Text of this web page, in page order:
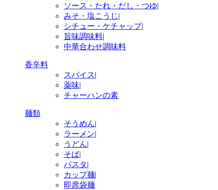
ソース・たれ・だし・つゆ|
みそ・塩こうじ|
シチュー・ケチャップ|
旨味調味料|
中華合わせ調味料
香辛料
スパイス|
薬味|
チャーハンの素
麺類
そうめん|
ラーメン|
うどん|
そば|
パスタ|
カップ麺|
即席袋麺